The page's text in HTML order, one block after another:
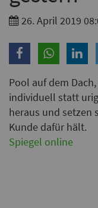
26. April 2019
Pool auf dem
individuell statt
heraus und setzen
Kunde dafür hält.
Spiegel online
Branche
Ich möchte
Tageskarte-
Ich habe die
genommen.
Anmelden